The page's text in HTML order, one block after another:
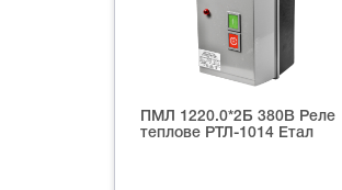
ПМЛ 1220.0*2Б 380В Реле
теплове РТЛ-1014 Етал